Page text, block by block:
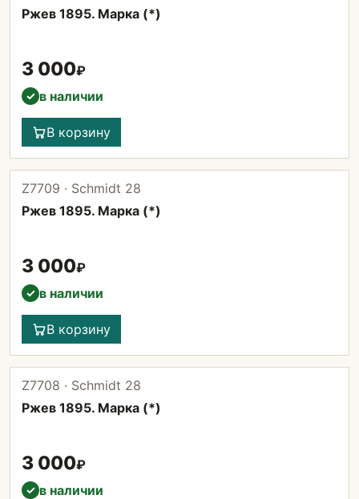
Ржев 1895. Марка (*)
3 000₽
✓ в наличии
В корзину
Z7709 · Schmidt 28
Ржев 1895. Марка (*)
3 000₽
✓ в наличии
В корзину
Z7708 · Schmidt 28
Ржев 1895. Марка (*)
3 000₽
✓ в наличии